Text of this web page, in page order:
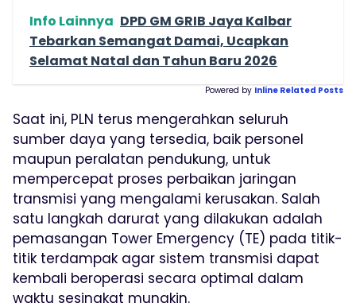
Info Lainnya DPD GM GRIB Jaya Kalbar
Tebarkan Semangat Damai, Ucapkan
Selamat Natal dan Tahun Baru 2026
Powered by Inline Related Posts
Saat ini, PLN terus mengerahkan seluruh
sumber daya yang tersedia, baik personel
maupun peralatan pendukung, untuk
mempercepat proses perbaikan jaringan
transmisi yang mengalami kerusakan. Salah
satu langkah darurat yang dilakukan adalah
pemasangan Tower Emergency (TE) pada titik-
titik terdampak agar sistem transmisi dapat
kembali beroperasi secara optimal dalam
waktu sesingkat mungkin.